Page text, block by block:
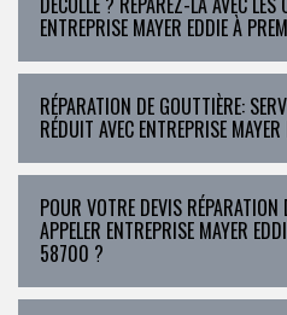
ENTREPRISE MAYER EDDIE À
RÉPARATION DE GOUTTIÈRE:
RÉDUIT AVEC ENTREPRISE MAYER
POUR VOTRE DEVIS RÉPARATION
APPELER ENTREPRISE MAYER
58700 ?